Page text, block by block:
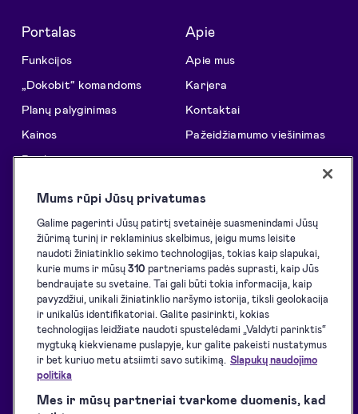
Portalas
Funkcijos
„Dokobit“ komandoms
Planų palyginimas
Kainos
Patikimumas
galimybes
Sprendimai
API sprendimai
El. pasirašymo inicijavimas
El. pasirašymas
El. identifikavimas
El. spaudai
Apie
Apie mus
Karjera
Kontaktai
Pažeidžiamumo viešinimas
Pagalbos centras
Tinklaraštis
Klientų istorijos
Resursai programuotojams
Palaikomos eID priemonės
Atsisiuntimai
Paslaugų teikimo sąlygos
Privatumo politika
Paslaugų pasiekiamumas
Mums rūpi Jūsų privatumas
Galime pagerinti Jūsų patirtį svetainėje suasmenindami Jūsų
žiūrimą turinį ir reklaminius skelbimus, jeigu mums leisite
naudoti žiniatinklio sekimo technologijas, tokias kaip slapukai,
kurie mums ir mūsų310 partneriams padės suprasti, kaip Jūs
bendraujate su svetaine. Tai gali būti tokia informacija, kaip
pavyzdžiui, unikali žiniatinklio naršymo istorija, tiksli geolokacija
ir unikalūs identifikatoriai. Galite pasirinkti, kokias
technologijas leidžiate naudoti spustelėdami „Valdyti parinktis“
mygtuką kiekviename puslapyje, kur galite pakeisti nustatymus
ir bet kuriuo metu atsiimti savo sutikimą. Slapukų naudojimo
politika
Mes ir mūsų partneriai tvarkome duomenis, kad